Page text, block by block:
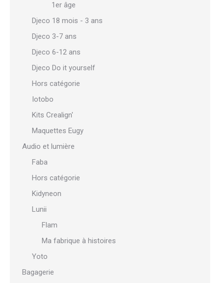
1er âge
Djeco 18 mois - 3 ans
Djeco 3-7 ans
Djeco 6-12 ans
Djeco Do it yourself
Hors catégorie
Iotobo
Kits Crealign'
Maquettes Eugy
Audio et lumière
Faba
Hors catégorie
Kidyneon
Lunii
Flam
Ma fabrique à histoires
Yoto
Bagagerie